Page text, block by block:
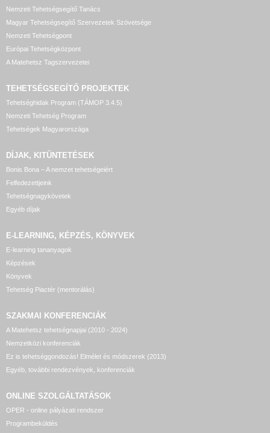
Nemzeti Tehetségsegítő Tanács
Magyar Tehetségsegítő Szervezetek Szövetsége
Nemzeti Tehetségpont
Európai Tehetségközpont
A Matehetsz Tagszervezetei
TEHETSÉGSEGÍTŐ PROJEKTEK
Tehetséghidak Program (TÁMOP 3.4.5)
Nemzeti Tehetség Program
Tehetségek Magyarországa
DÍJAK, KITÜNTETÉSEK
Bonis Bona – A nemzet tehetségeiért
Felfedezettjeink
Tehetségnagykövetek
Egyéb díjak
E-LEARNING, KÉPZÉS, KÖNYVEK
E-learning tananyagok
Képzések
Könyvek
Tehetség Piactér (mentorálás)
SZAKMAI KONFERENCIÁK
A Matehetsz tehetségnapjai (2010 - 2024)
Nemzetközi konferenciák
Ez is tehetséggondozás! Elmélet és módszerek (2013)
Egyéb, további rendezvények, konferenciák
ONLINE SZOLGÁLTATÁSOK
OPER - online pályázati rendszer
Programbeküldés